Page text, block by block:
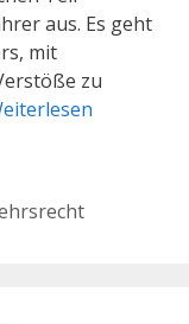
aus. Es geht
mit
zu